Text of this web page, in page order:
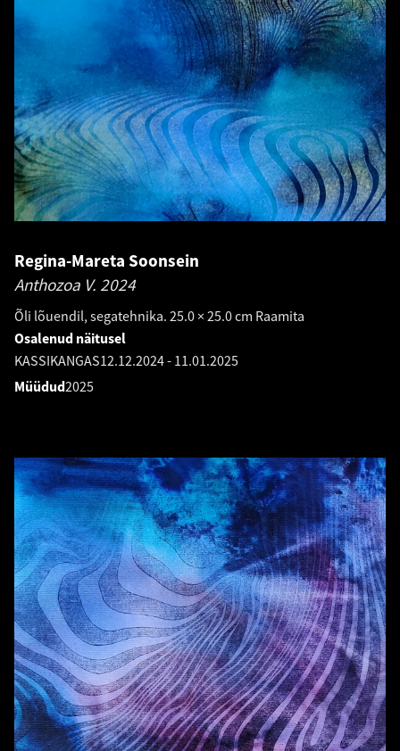
Regina-Mareta Soonsein
Anthozoa V. 2024
Õli lõuendil, segatehnika. 25.0 × 25.0 cm Raamita
Osalenud näitusel
KASSIKANGAS12.12.2024- 11.01.2025
Müüdud2025